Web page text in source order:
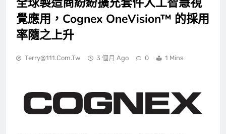
覺應用，Cognex OneVision™ 的採用
率隨之上升
Terry@111.com.tw 3 個月 Ago 0 1 Mins